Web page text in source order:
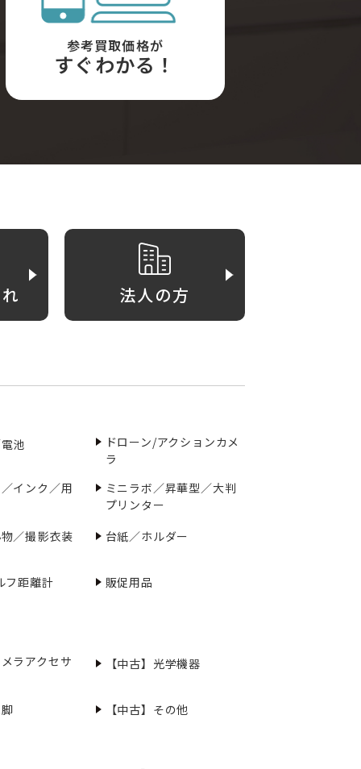
参考買取価格が
すぐわかる！
法人の方
池
ドローン/アクションカメ
ラ
インク／用
ミニラボ／昇華型／大判
プリンター
／撮影衣装
台紙／ホルダー
フ距離計 販促用品
ラアクセサ 【中古】光学機器
【中古】その他